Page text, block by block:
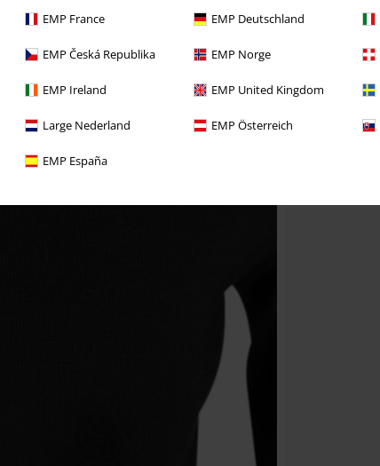
EMP France EMP Deutschland
EMP Česká Republika EMP Norge
EMP Ireland EMP United Kingdom
Large Nederland EMP Österreich
EMP España